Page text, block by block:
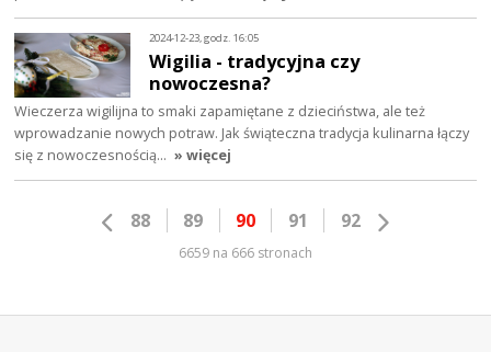
2024-12-23, godz. 16:05
Wigilia - tradycyjna czy
nowoczesna?
Wieczerza wigilijna to smaki zapamiętane z dzieciństwa, ale też
wprowadzanie nowych potraw. Jak świąteczna tradycja kulinarna łączy
się z nowoczesnością… » więcej
88 89 90 91 92
6659 na 666 stronach